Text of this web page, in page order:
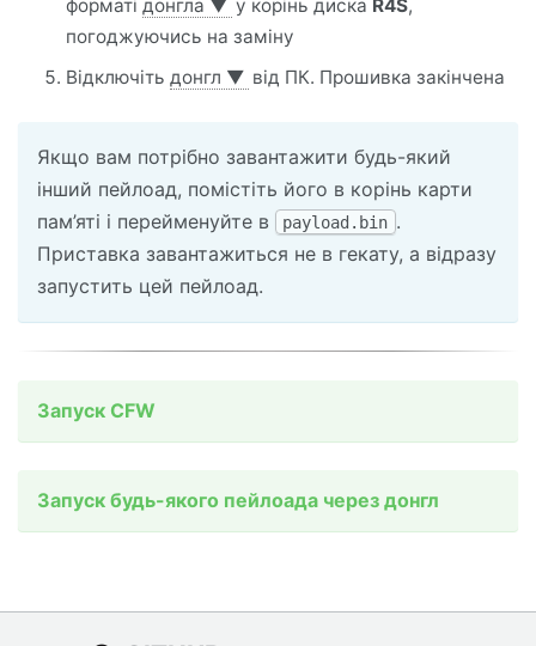
форматідонгла ▼ у корінь диска R4S,
погоджуючись на заміну
Відключітьдонгл ▼ від ПК. Прошивка закінчена
Якщо вам потрібно завантажити будь-який
інший пейлоад, помістіть його в корінь карти
пам’яті і перейменуйте в payload.bin .
Приставка завантажиться не в гекату, а відразу
запустить цей пейлоад.
Запуск CFW
Запуск будь-якого пейлоада через донгл